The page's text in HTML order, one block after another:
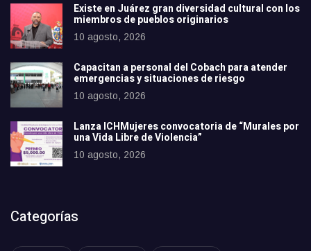
Existe en Juárez gran diversidad cultural con los
miembros de pueblos originarios
10 agosto, 2026
Capacitan a personal del Cobach para atender
emergencias y situaciones de riesgo
10 agosto, 2026
Lanza ICHMujeres convocatoria de “Murales por
una Vida Libre de Violencia”
10 agosto, 2026
Categorías